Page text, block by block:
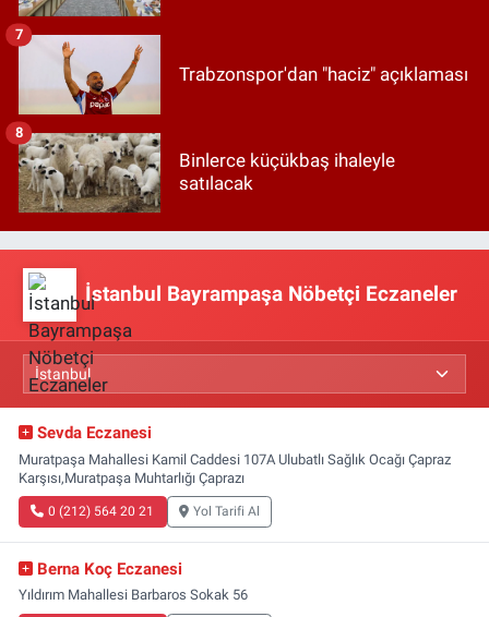
Trabzonspor'dan "haciz" açıklaması
7
Binlerce küçükbaş ihaleyle
satılacak
8
İstanbul Bayrampaşa Nöbetçi Eczaneler
Sevda Eczanesi
Muratpaşa Mahallesi Kamil Caddesi 107A Ulubatlı Sağlık Ocağı Çapraz
Karşısı,Muratpaşa Muhtarlığı Çaprazı
0 (212) 564 20 21 Yol Tarifi Al
Berna Koç Eczanesi
Yıldırım Mahallesi Barbaros Sokak 56